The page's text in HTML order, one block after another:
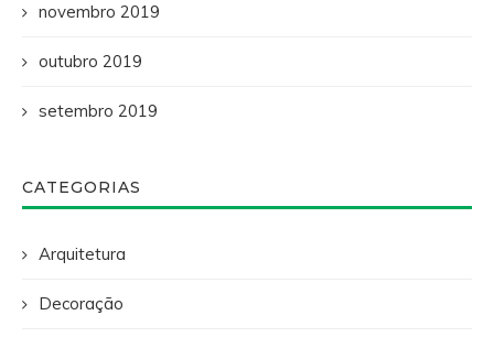
novembro 2019
outubro 2019
setembro 2019
CATEGORIAS
Arquitetura
Decoração